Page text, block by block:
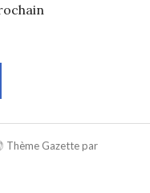
Thème Gazette par